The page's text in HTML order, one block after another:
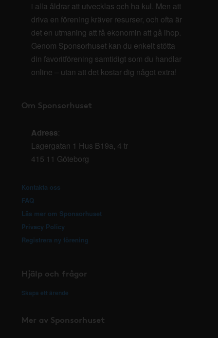
i alla åldrar att utvecklas och ha kul. Men att
driva en förening kräver resurser, och ofta är
det en utmaning att få ekonomin att gå ihop.
Genom Sponsorhuset kan du enkelt stötta
din favoritförening samtidigt som du handlar
online – utan att det kostar dig något extra!
Om Sponsorhuset
Adress:
Lagergatan 1 Hus B19a, 4 tr
415 11 Göteborg
Kontakta oss
FAQ
Läs mer om Sponsorhuset
Privacy Policy
Registrera ny förening
Hjälp och frågor
Skapa ett ärende
Mer av Sponsorhuset